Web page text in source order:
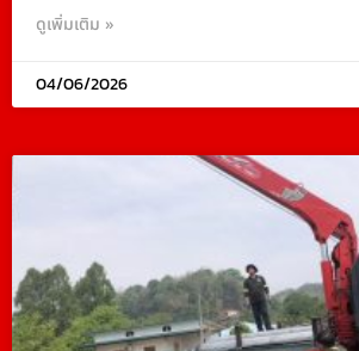
ดูเพิ่มเติม »
04/06/2026